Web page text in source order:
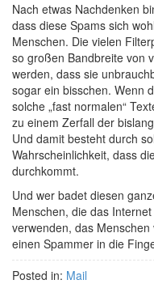
Nach etwas Nachdenken
dass diese Spams sich
Menschen. Die vielen
so großen Bandbreite von
werden, dass sie
sogar ein bisschen. Wenn
solche „fast normalen“
zu einem Zerfall der
Und damit besteht durch
Wahrscheinlichkeit, dass
durchkommt.
Und wer badet diesen
Menschen, die das
verwenden, das
einen Spammer in die
Posted in: Mail